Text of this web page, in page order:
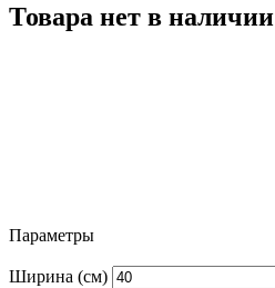
Товара нет в наличии
Параметры
Ширина (см)